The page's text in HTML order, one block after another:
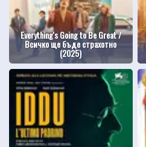
Everything's Going to Be Great /
Всичко ще бъде страхотно
(2025)